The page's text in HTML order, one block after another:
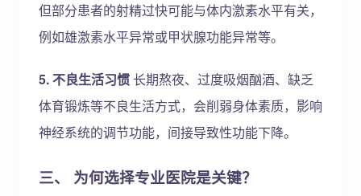
但部分患者的射精过快可能与体内激素水平有关，
例如雄激素水平异常或甲状腺功能异常等。
5. 不良生活习惯 长期熬夜、过度吸烟酗酒、缺乏
体育锻炼等不良生活方式，会削弱身体素质，影响
神经系统的调节功能，间接导致性功能下降。
三、 为何选择专业医院是关键？